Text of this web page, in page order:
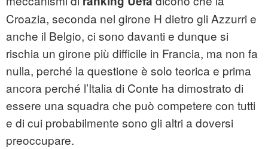
Croazia, seconda nel girone H dietro gli Azzurri e
anche il Belgio, ci sono davanti e dunque si
rischia un girone più difficile in Francia, ma non fa
nulla, perché la questione è solo teorica e prima
ancora perché l’Italia di Conte ha dimostrato di
essere una squadra che può competere con tutti
e di cui probabilmente sono gli altri a doversi
preoccupare.